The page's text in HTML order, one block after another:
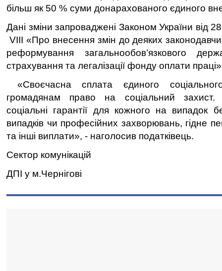
більш як 50 % суми донарахованого єдиного
Дані зміни запроваджені Законом України від
VIII «Про внесення змін до деяких
реформування загальнообов’язкового
страхування та легалізації фонду оплати
«Своєчасна сплата єдиного
громадянам право на соціальний захист.
соціальні гарантії для кожного на випадок
випадків чи професійних захворювань, гідне
та інші виплати», - наголосив податківець.
Сектор комунікацій
ДПІ у м.Чернігові